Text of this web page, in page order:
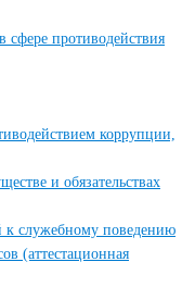
противодействия
коррупции,
и обязательствах
к служебному поведению
(аттестационная